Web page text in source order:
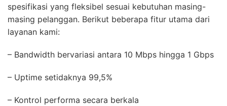
spesifikasi yang fleksibel sesuai kebutuhan masing-
masing pelanggan. Berikut beberapa fitur utama dari
layanan kami:
– Bandwidth bervariasi antara 10 Mbps hingga 1 Gbps
– Uptime setidaknya 99,5%
– Kontrol performa secara berkala